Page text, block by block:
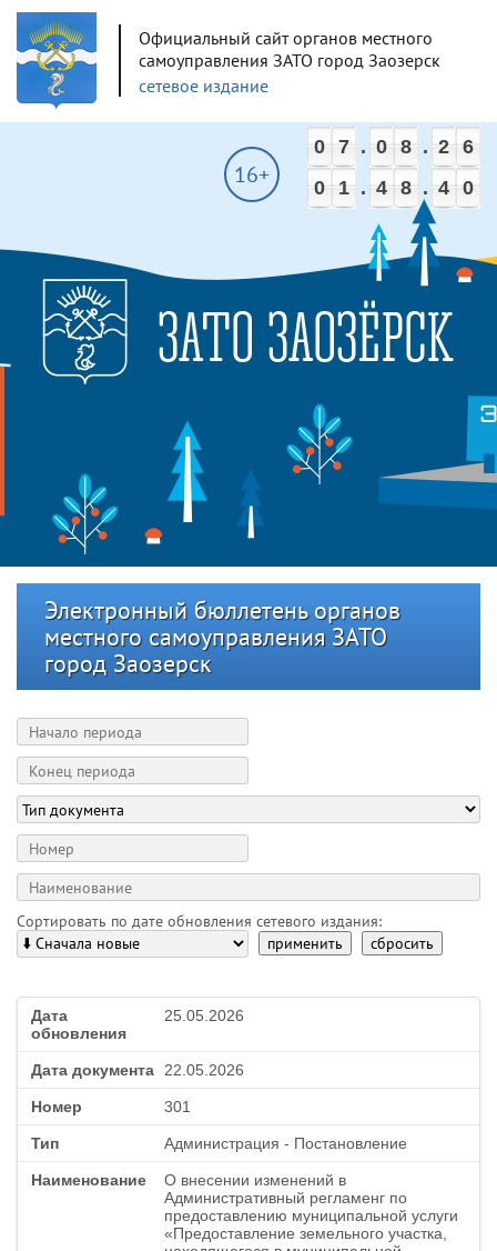
Официальный сайт органов местного
самоуправления ЗАТО город Заозерск
сетевое издание
0 7 . 0 8 . 2 6
0
1 . 4 8 . 4 1
16+
Электронный бюллетень органов
местного самоуправления ЗАТО
город Заозерск
Сортировать по дате обновления сетевого издания:
применить
сбросить
25.05.2026
22.05.2026
301
Администрация - Постановление
О внесении изменений в
Административный регламенг по
предоставлению муниципальной услуги
«Предоставление земельного участка,